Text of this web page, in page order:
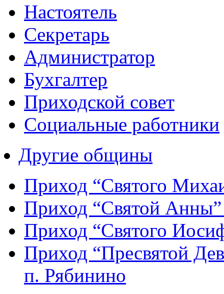
Настоятель
Секретарь
Администратор
Бухгалтер
Приходской совет
Социальные работники
Другие общины
Приход “Святого
Приход “Святой
Приход “Святого
Приход “Пресвятой
п. Рябинино